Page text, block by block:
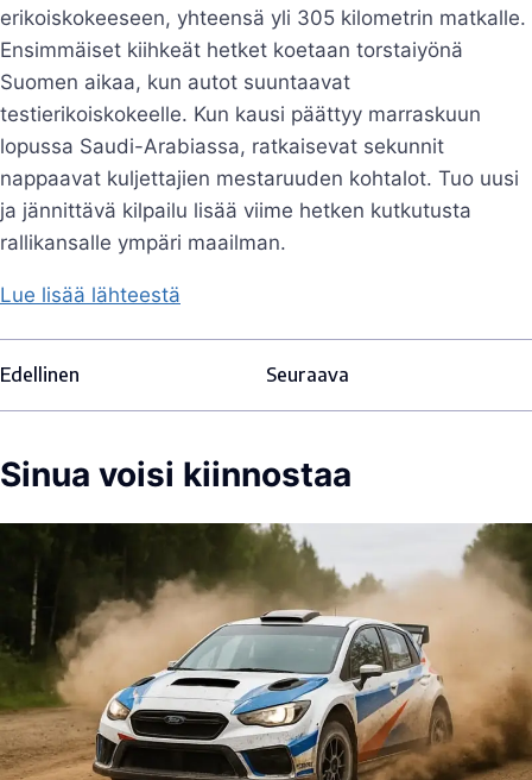
erikoiskokeeseen, yhteensä yli 305 kilometrin matkalle.
Ensimmäiset kiihkeät hetket koetaan torstaiyönä
Suomen aikaa, kun autot suuntaavat
testierikoiskokeelle. Kun kausi päättyy marraskuun
lopussa Saudi-Arabiassa, ratkaisevat sekunnit
nappaavat kuljettajien mestaruuden kohtalot. Tuo uusi
ja jännittävä kilpailu lisää viime hetken kutkutusta
rallikansalle ympäri maailman.
Lue lisää lähteestä
Edellinen Seuraava
Sinua voisi kiinnostaa